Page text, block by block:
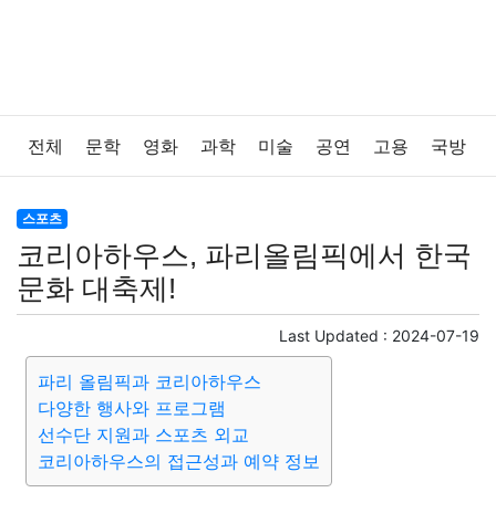
전체 문학 영화 과학 미술 공연 고용 국방
법률
보건 질병 가요 방송 일상 주식 암호화폐
반려동물 패션 미용
증권 인테리어 요리 상품리뷰
스포츠 사진 대출 자동차
스포츠
코리아하우스, 파리올림픽에서 한국
문화 대축제!
Last Updated : 2024-07-19
파리 올림픽과 코리아하우스
다양한 행사와 프로그램
선수단 지원과 스포츠 외교
코리아하우스의 접근성과 예약 정보